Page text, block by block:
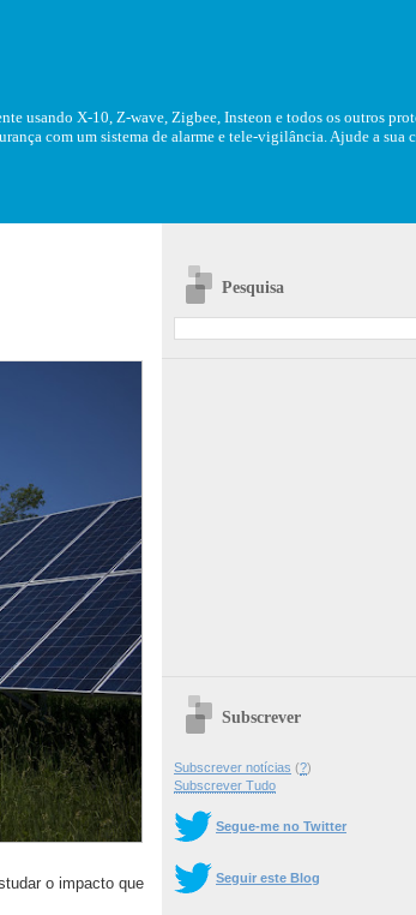
usando X-10, Z-wave, Zigbee, Insteon e todos os outros
com um sistema de alarme e tele-vigilância. Ajude a sua
o impacto que
Pesquisa
Subscrever
Subscrever notícias (?)
Subscrever Tudo
Segue-me no Twitter
Seguir este Blog